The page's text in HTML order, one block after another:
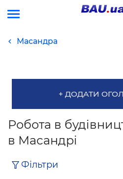
Масандра
+ ДОДАТИ
Робота в
в Масандрі
Фільтри